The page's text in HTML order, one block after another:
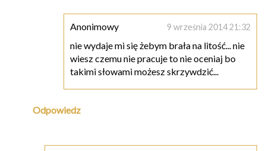
Anonimowy 9 września 2014 21:32
nie wydaje mi się żebym brała na litość... nie
wiesz czemu nie pracuje to nie oceniaj bo
takimi słowami możesz skrzywdzić...
Odpowiedz